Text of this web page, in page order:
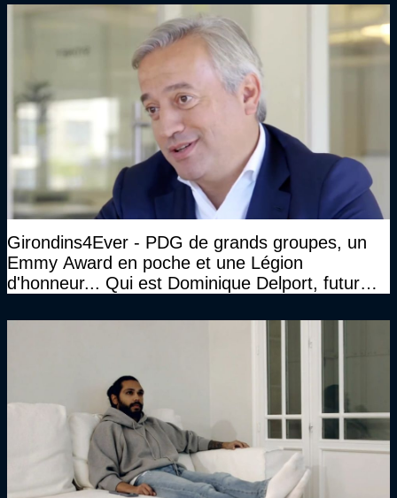
Girondins4Ever - PDG de grands groupes, un
Emmy Award en poche et une Légion
d'honneur... Qui est Dominique Delport, futur